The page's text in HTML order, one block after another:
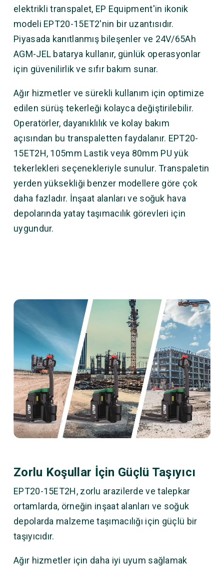
elektrikli transpalet, EP Equipment'in ikonik
modeli EPT20-15ET2'nin bir uzantısıdır.
Piyasada kanıtlanmış bileşenler ve 24V/65Ah
AGM-JEL batarya kullanır, günlük operasyonlar
için güvenilirlik ve sıfır bakım sunar.
Ağır hizmetler ve sürekli kullanım için optimize
edilen sürüş tekerleği kolayca değiştirilebilir.
Operatörler, dayanıklılık ve kolay bakım
açısından bu transpaletten faydalanır. EPT20-
15ET2H, 105mm Lastik veya 80mm PU yük
tekerlekleri seçenekleriyle sunulur. Transpaletin
yerden yüksekliği benzer modellere göre çok
daha fazladır. İnşaat alanları ve soğuk hava
depolarında yatay taşımacılık görevleri için
uygundur.
Zorlu Koşullar İçin Güçlü Taşıyıcı
EPT20-15ET2H, zorlu arazilerde ve talepkar
ortamlarda, örneğin inşaat alanları ve soğuk
depolarda malzeme taşımacılığı için güçlü bir
taşıyıcıdır.
Ağır hizmetler için daha iyi uyum sağlamak